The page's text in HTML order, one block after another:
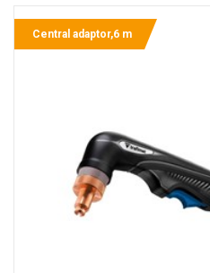
Central adaptor,6 m